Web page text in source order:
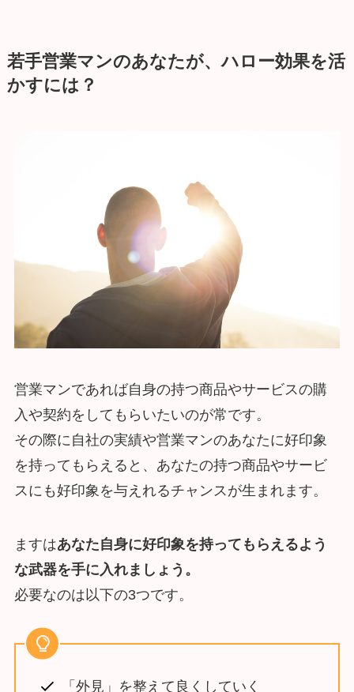
若手営業マンのあなたが、ハロー効果を活
かすには？
営業マンであれば自身の持つ商品やサービスの購
入や契約をしてもらいたいのが常です。
その際に自社の実績や営業マンのあなたに好印象
を持ってもらえると、あなたの持つ商品やサービ
スにも好印象を与えれるチャンスが生まれます。
ますはあなた自身に好印象を持ってもらえるよう
な武器を手に入れましょう。
必要なのは以下の3つです。
「外見」を整えて良くしていく